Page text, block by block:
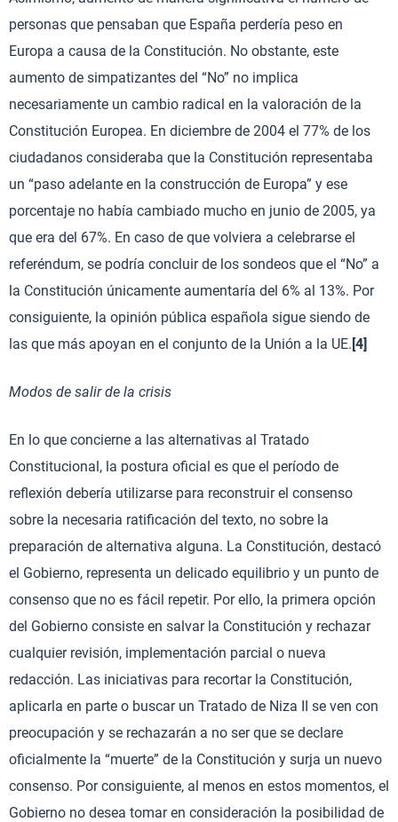
personas que pensaban que España perdería peso en
Europa a causa de la Constitución. No obstante, este
aumento de simpatizantes del “No” no implica
necesariamente un cambio radical en la valoración de la
Constitución Europea. En diciembre de 2004 el 77% de los
ciudadanos consideraba que la Constitución representaba
un “paso adelante en la construcción de Europa” y ese
porcentaje no había cambiado mucho en junio de 2005, ya
que era del 67%. En caso de que volviera a celebrarse el
referéndum, se podría concluir de los sondeos que el “No” a
la Constitución únicamente aumentaría del 6% al 13%. Por
consiguiente, la opinión pública española sigue siendo de
las que más apoyan en el conjunto de la Unión a la UE. [4]
Modos de salir de la crisis
En lo que concierne a las alternativas al Tratado
Constitucional, la postura oficial es que el período de
reflexión debería utilizarse para reconstruir el consenso
sobre la necesaria ratificación del texto, no sobre la
preparación de alternativa alguna. La Constitución, destacó
el Gobierno, representa un delicado equilibrio y un punto de
consenso que no es fácil repetir. Por ello, la primera opción
del Gobierno consiste en salvar la Constitución y rechazar
cualquier revisión, implementación parcial o nueva
redacción. Las iniciativas para recortar la Constitución,
aplicarla en parte o buscar un Tratado de Niza II se ven con
preocupación y se rechazarán a no ser que se declare
oficialmente la “muerte” de la Constitución y surja un nuevo
consenso. Por consiguiente, al menos en estos momentos, el
Gobierno no desea tomar en consideración la posibilidad de